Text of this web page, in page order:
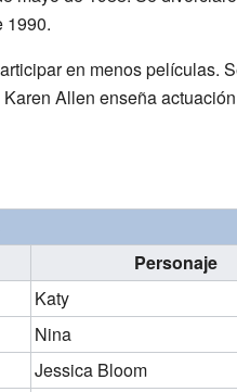
1990.
en menos películas.
Allen enseña
Personaje
Katy
Nina
Jessica Bloom